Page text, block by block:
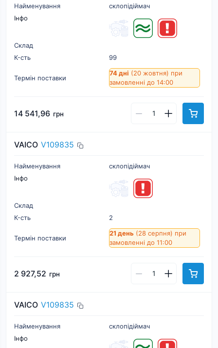
Найменування
склопідіймач
Інфо
Склад
К-cть
99
Термін поставки
74 дні (20 жовтня) при
замовленні до 14:00
14 541,96 грн
VAICO V109835
Найменування
склопідіймач
Інфо
Склад
К-cть
2
Термін поставки
21 день (28 серпня) при
замовленні до 11:00
2 927,52 грн
VAICO V109835
Найменування
склопідіймач
Інфо